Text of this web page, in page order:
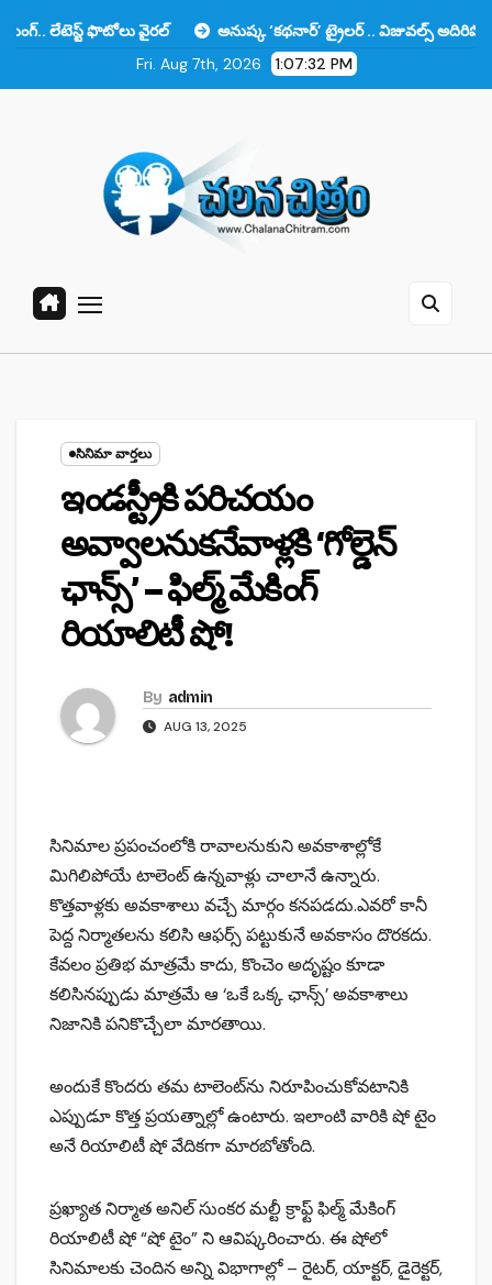
ఫొటోలు వైరల్
అనుష్క ‘కథనార్’ ట్రైలర్ .. విజువల్స్ అదిరిపోయాయి కానీ ఆ
Fri. Aug 7th, 2026
1:07:33 PM
సినిమా వార్తలు
ఇండస్ట్రీకి పరిచయం
అవ్వాలనుకనేవాళ్లకి ‘గోల్డెన్
ఛాన్స్’ – ఫిల్మ్ మేకింగ్
రియాలిటీ షో!
By admin
AUG 13, 2025
సినిమాల ప్రపంచంలోకి రావాలనుకుని అవకాశాల్లోకే
మిగిలిపోయే టాలెంట్ ఉన్నవాళ్లు చాలానే ఉన్నారు.
కొత్తవాళ్లకు అవకాశాలు వచ్చే మార్గం కనపడదు.ఎవరో కానీ
పెద్ద నిర్మాతలను కలిసి ఆఫర్స్ పట్టుకునే అవకాసం దొరకదు.
కేవలం ప్రతిభ మాత్రమే కాదు, కొంచెం అదృష్టం కూడా
కలిసినప్పుడు మాత్రమే ఆ ‘ఒకే ఒక్క ఛాన్స్’ అవకాశాలు
నిజానికి పనికొచ్చేలా మారతాయి.
అందుకే కొందరు తమ టాలెంట్‌ను నిరూపించుకోవటానికి
ఎప్పుడూ కొత్త ప్రయత్నాల్లో ఉంటారు. ఇలాంటి వారికి షో టైం
అనే రియాలిటీ షో వేదికగా మారబోతోంది.
ప్రఖ్యాత నిర్మాత అనిల్ సుంకర మల్టీ క్రాఫ్ట్ ఫిల్మ్ మేకింగ్
రియాలిటీ షో “షో టైం” ని ఆవిష్కరించారు. ఈ షోలో
సినిమాలకు చెందిన అన్ని విభాగాల్లో – రైటర్, యాక్టర్, డైరెక్టర్,